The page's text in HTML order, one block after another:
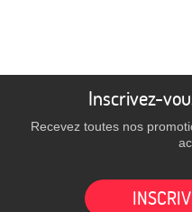
Inscrivez-
Recevez toutes nos